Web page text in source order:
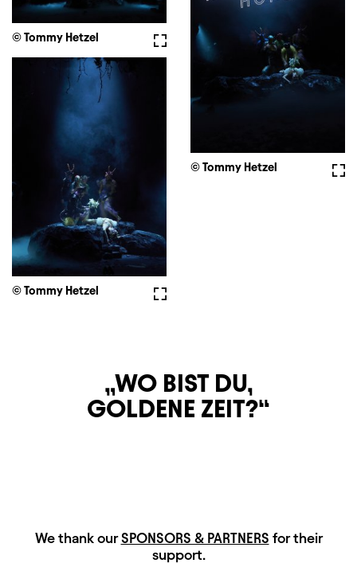
Fullscreen
© Tommy Hetzel
© Tommy Hetzel
Fullscreen
© Tommy Hetzel
WO BIST DU,
GOLDENE ZEIT?
HAUPTSPONSOREN
We thank ourSPONSORS & PARTNERS for their
support.